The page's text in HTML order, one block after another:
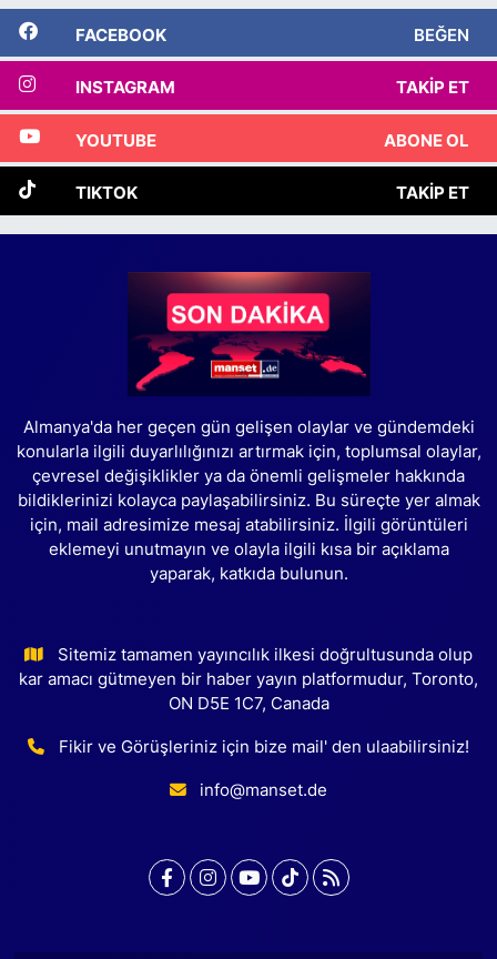
FACEBOOK BEĞEN
INSTAGRAM TAKIP ET
YOUTUBE ABONE OL
TIKTOK TAKIP ET
Almanya'da her geçen gün gelişen olaylar ve gündemdeki
konularla ilgili duyarlılığınızı artırmak için, toplumsal olaylar,
çevresel değişiklikler ya da önemli gelişmeler hakkında
bildiklerinizi kolayca paylaşabilirsiniz. Bu süreçte yer almak
için, mail adresimize mesaj atabilirsiniz. İlgili görüntüleri
eklemeyi unutmayın ve olayla ilgili kısa bir açıklama
yaparak, katkıda bulunun.
Sitemiz tamamen yayıncılık ilkesi doğrultusunda olup
kar amacı gütmeyen bir haber yayın platformudur, Toronto,
ON D5E 1C7, Canada
Fikir ve Görüşleriniz için bize mail' den ulaabilirsiniz!
info@manset.de